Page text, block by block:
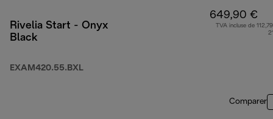
Rivelia Start - Onyx
Black
EXAM420.55.BXL
649,90 €
TVA incluse de
Comparer